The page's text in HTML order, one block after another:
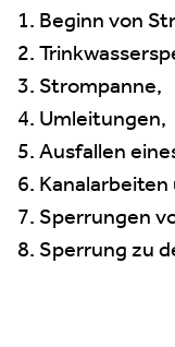
1. Beginn von
2.
3. Strompanne,
4. Umleitungen,
5. Ausfallen
6. Kanalarbeiten
7. Sperrungen
8. Sperrung zu